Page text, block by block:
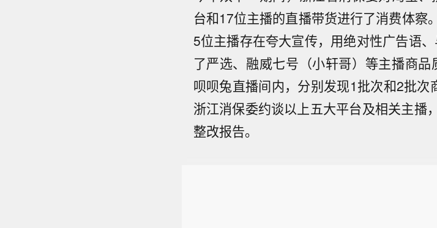
台和17位主播的直播带货进行了消费体察
5位主播存在夸大宣传，用绝对性广告语
了严选、融威七号（小轩哥）等主播商品
呗呗兔直播间内，分别发现1批次和2批次
浙江消保委约谈以上五大平台及相关主播
整改报告。